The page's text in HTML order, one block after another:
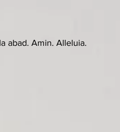
abad. Amin. Alleluia.